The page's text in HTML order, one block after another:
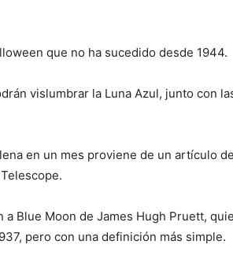
que no ha sucedido desde 1944.
vislumbrar la Luna Azul, junto con
en un mes proviene de un artículo
Blue Moon de James Hugh Pruett,
pero con una definición más simple.